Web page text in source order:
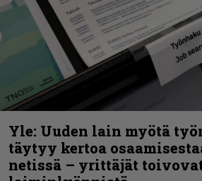
Yle: Uuden lain myötä
täytyy kertoa
netissä – yrittäjät